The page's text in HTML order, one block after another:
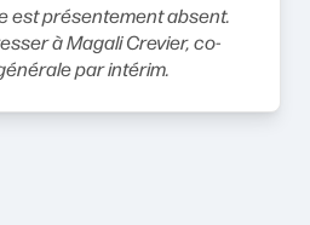
est présentement absent.
à Magali Crevier, co-
par intérim.